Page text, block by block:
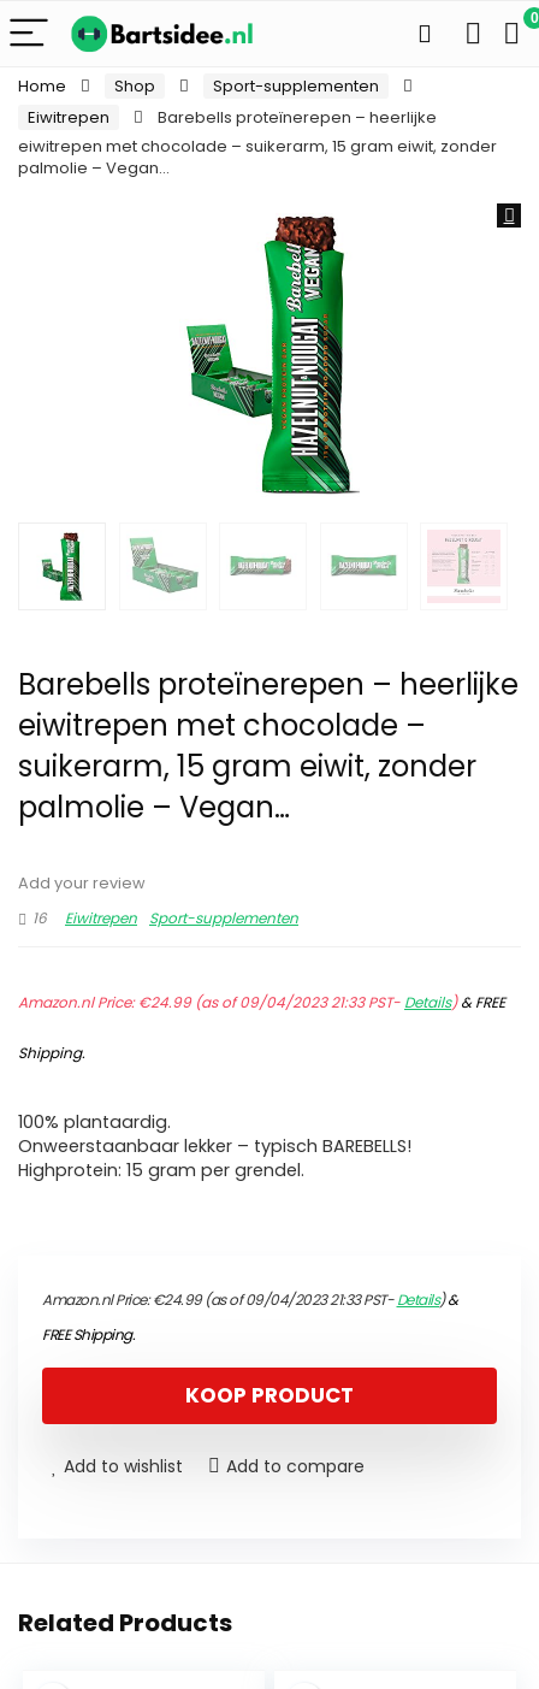
0
Home Shop
Sport-supplementen
Eiwitrepen
Barebells proteïnerepen – heerlijke
eiwitrepen met chocolade – suikerarm, 15 gram eiwit, zonder
palmolie – Vegan…
Barebells proteïnerepen – heerlijke
eiwitrepen met chocolade –
suikerarm, 15 gram eiwit, zonder
palmolie – Vegan…
Add your review
16
Eiwitrepen Sport-supplementen
Amazon.nl Price:€24.99(as of 09/04/2023 21:33 PST- Details)&FREE
Shipping.
100% plantaardig.
Onweerstaanbaar lekker – typisch BAREBELLS!
Highprotein: 15 gram per grendel.
Amazon.nl Price:€24.99(as of 09/04/2023 21:33 PST-Details)&
FREE Shipping.
KOOP PRODUCT
Add to wishlist Add to compare
Related Products